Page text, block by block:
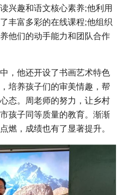
兴趣和语文核心素养;他利用
丰富多彩的在线课程;他组织
他们的动手能力和团队合作
，他还开设了书画艺术特色
培养孩子们的审美情趣，帮
态。周老师的努力，让乡村
孩子同等质量的教育。渐渐
燃，成绩也有了显著提升。